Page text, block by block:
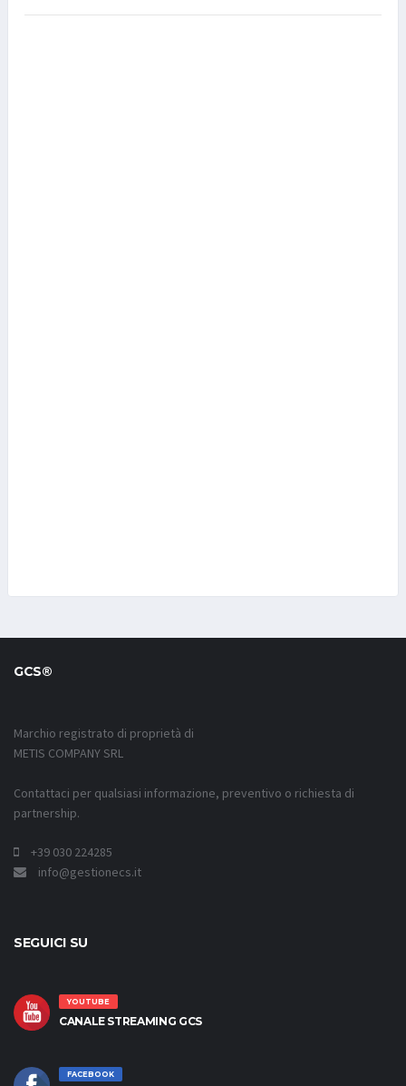
GCS®
Marchio registrato di proprietà di
METIS COMPANY SRL
Contattaci per qualsiasi informazione, preventivo o richiesta di
partnership.
+39 030 224285
info@gestionecs.it
SEGUICI SU
YOUTUBE
CANALE STREAMING GCS
FACEBOOK